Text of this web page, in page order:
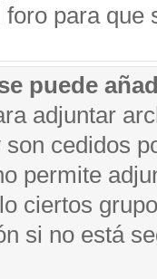
para que
puede
adjuntar
cedidos
permite
ciertos
si no está